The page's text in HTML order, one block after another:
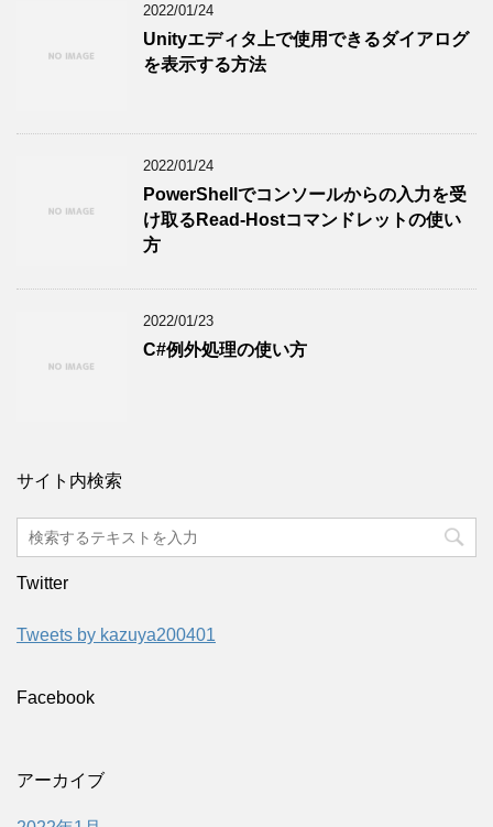
2022/01/24
Unityエディタ上で使用できるダイアログ
を表示する方法
2022/01/24
PowerShellでコンソールからの入力を受
け取るRead-Hostコマンドレットの使い
方
2022/01/23
C#例外処理の使い方
サイト内検索
Twitter
Tweets by kazuya200401
Facebook
アーカイブ